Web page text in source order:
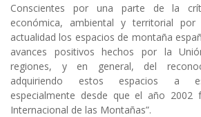
Conscientes por una parte de la
económica, ambiental y territorial
actualidad los espacios de montaña
avances positivos hechos por la
regiones, y en general, del
adquiriendo estos espacios a
especialmente desde que el año 2002
Internacional de las Montañas”.